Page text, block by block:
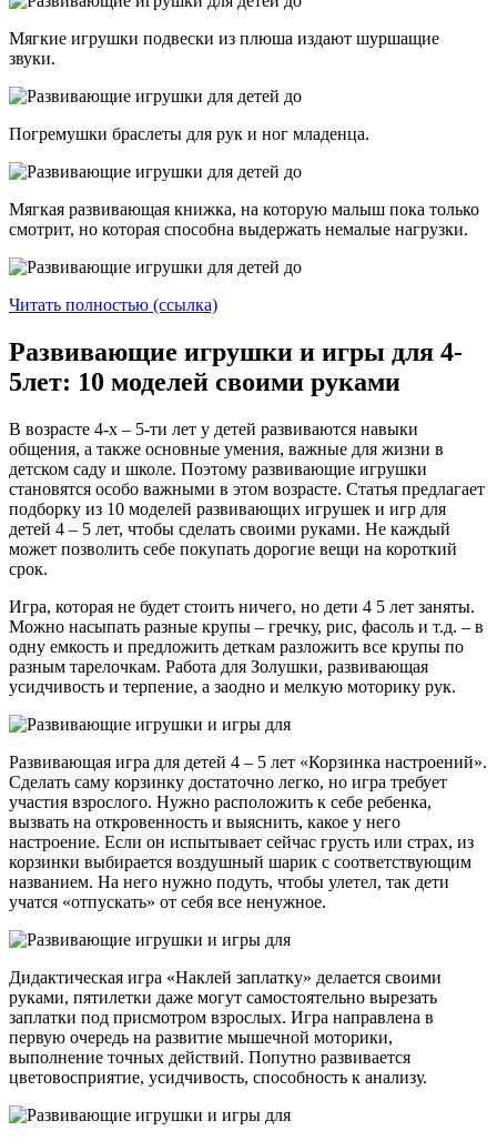
Мягкие игрушки подвески из плюша издают шуршащие
звуки.
Погремушки браслеты для рук и ног младенца.
Мягкая развивающая книжка, на которую малыш пока только
смотрит, но которая способна выдержать немалые нагрузки.
Читать полностью (ссылка)
Развивающие игрушки и игры для 4-
5лет: 10 моделей своими руками
В возрасте 4-х – 5-ти лет у детей развиваются навыки
общения, а также основные умения, важные для жизни в
детском саду и школе. Поэтому развивающие игрушки
становятся особо важными в этом возрасте. Статья предлагает
подборку из 10 моделей развивающих игрушек и игр для
детей 4 – 5 лет, чтобы сделать своими руками. Не каждый
может позволить себе покупать дорогие вещи на короткий
срок.
Игра, которая не будет стоить ничего, но дети 4 5 лет заняты.
Можно насыпать разные крупы – гречку, рис, фасоль и т.д. – в
одну емкость и предложить деткам разложить все крупы по
разным тарелочкам. Работа для Золушки, развивающая
усидчивость и терпение, а заодно и мелкую моторику рук.
Развивающая игра для детей 4 – 5 лет «Корзинка настроений».
Сделать саму корзинку достаточно легко, но игра требует
участия взрослого. Нужно расположить к себе ребенка,
вызвать на откровенность и выяснить, какое у него
настроение. Если он испытывает сейчас грусть или страх, из
корзинки выбирается воздушный шарик с соответствующим
названием. На него нужно подуть, чтобы улетел, так дети
учатся «отпускать» от себя все ненужное.
Дидактическая игра «Наклей заплатку» делается своими
руками, пятилетки даже могут самостоятельно вырезать
заплатки под присмотром взрослых. Игра направлена в
первую очередь на развитие мышечной моторики,
выполнение точных действий. Попутно развивается
цветовосприятие, усидчивость, способность к анализу.